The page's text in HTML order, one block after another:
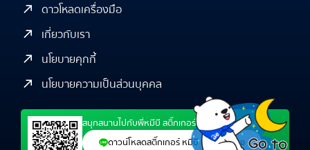
ดาวโหลดเครื่องมือ
เกี่ยวกับเรา
นโยบายคุกกี้
นโยบายความเป็นส่วนบุคคล
สนุกสนานไปกับพี่หมีบี สติ๊กเกอร์ไลน์สุดน่ารัก ได้แล้ว
ดาวน์โหลดสติ๊กเกอร์ หมีบี นักเทรดทอง